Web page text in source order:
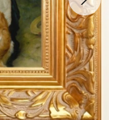
100% Algodão,
Mineral .
ETERNA